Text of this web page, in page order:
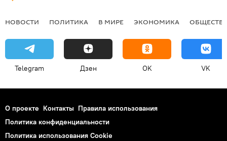
НОВОСТИ ПОЛИТИКА В МИРЕ ЭКОНОМИКА
Telegram Дзен OK VK
О проекте Контакты Правила использования
Политика конфиденциальности
Политика использования Cookie